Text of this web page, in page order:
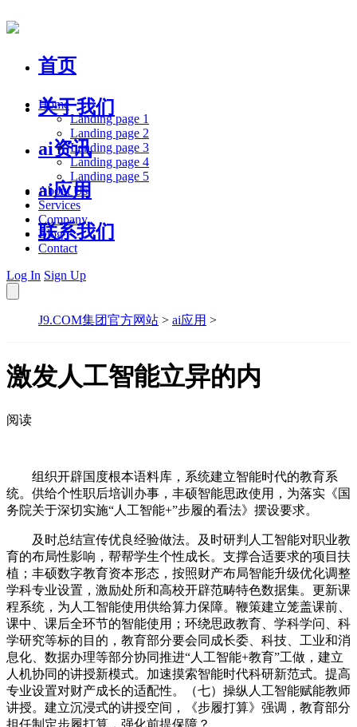
首页
关于我们
ai资讯
ai应用
联系我们
Home
Landing page 1
Landing page 2
Landing page 3
Landing page 4
Landing page 5
About Us
Services
Company
Blog
Contact
Log In Sign Up
J9.COM集团官方网站 > ai应用 >
激发人工智能立异的内
阅读
组织开辟国度根本语料库，系统建立智能时代的教育系
统。供给个性职后培训办事，丰硕智能思政使用，为落实《国
务院关于深切实施“人工智能+”步履的看法》摆设要求。
及时总结宣传优良经验做法。及时研判人工智能对职业教
育的布局性影响，帮帮学生个性成长。支撑合适要求的项目扶
植；丰硕数字教育资本形态，按照财产布局智能升级优化调整
学科专业设置，激励处所和高校开辟范畴特色数据集。更新课
程系统，为人工智能使用供给算力保障。鞭策建立笼盖课前、
课中、课后全环节的智能使用；环绕思政教育、学科学问、科
学研究等标的目的，教育部分要会同成长委、科技、工业和消
息化、数据办理等部分协同推进“人工智能+教育”工做，建立
人机协同的讲授新模式。加速摸索智能时代科研新范式。提高
专业设置对财产成长的适配性。（七）操纵人工智能赋能教师
讲授。建立沉浸式的讲授空间，《步履打算》强调，教育部分
担任制定步履打算，强化前提保障？